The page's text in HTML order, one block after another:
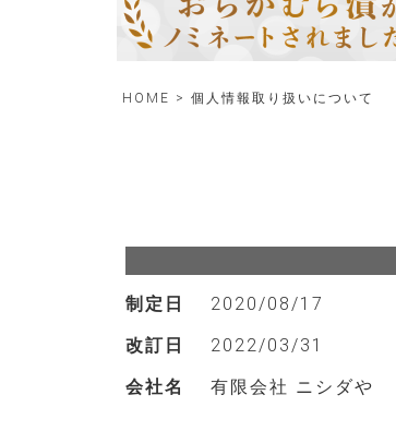
HOME 個人情報取り扱いについて
制定日
2020/08/17
改訂日
2022/03/31
会社名
有限会社 ニシダや